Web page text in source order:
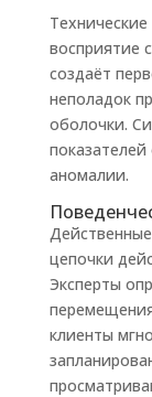
восприятие
создаёт
неполадок
оболочки.
аномалии.
цепочки
Эксперты
клиенты